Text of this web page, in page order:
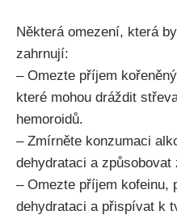
Některá⁤ omezení,‌ která
zahrnují:
– Omezte příjem
které mohou dráždit
hemoroidů.
– Zmírněte ‌konzumaci
dehydrataci a‌ způsobovat
– Omezte příjem kofeinu,
dehydrataci a přispívat⁣ k